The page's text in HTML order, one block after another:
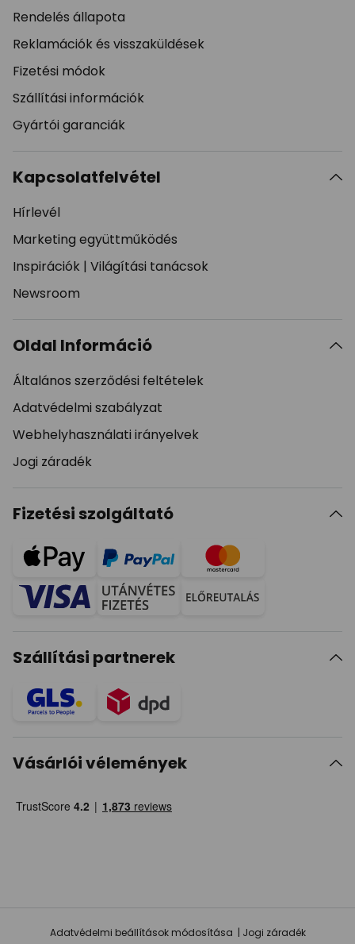
Rendelés állapota
Reklamációk és visszaküldések
Fizetési módok
Szállítási információk
Gyártói garanciák
Kapcsolatfelvétel
Hírlevél
Marketing együttműködés
Inspirációk | Világítási tanácsok
Newsroom
Oldal Információ
Általános szerződési feltételek
Adatvédelmi szabályzat
Webhelyhasználati irányelvek
Jogi záradék
Fizetési szolgáltató
Szállítási partnerek
Vásárlói vélemények
Adatvédelmi beállítások módosítása Jogi záradék